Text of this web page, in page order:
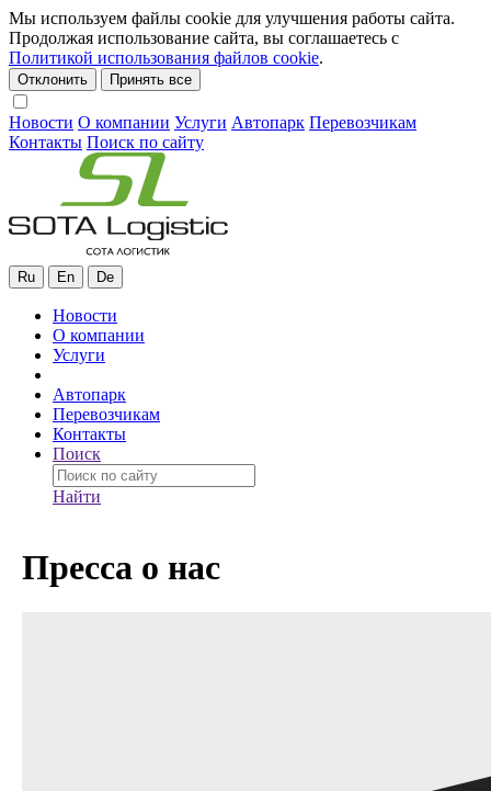
Мы используем файлы cookie для улучшения работы сайта.
Продолжая использование сайта, вы соглашаетесь с
Политикой использования файлов cookie.
Отклонить Принять все
Новости О компании Услуги Автопарк Перевозчикам
Контакты Поиск по сайту
Ru En De
Новости
О компании
Услуги
Автопарк
Перевозчикам
Контакты
Поиск
Найти
Пресса о нас